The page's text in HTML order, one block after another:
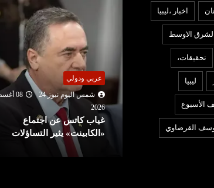
اخبار ،ليبيا
الشرق الاوسط
تحقيقات،
ليبيا
الأسبوع
القرضاوي
08 أغسطس
التساؤلات
عربي ودولي
شمس اليوم نيوز 24
08
2026
بين إيران وسلطنة عمان..
تتوقع اتفاقا بشأن هرمز قريبا